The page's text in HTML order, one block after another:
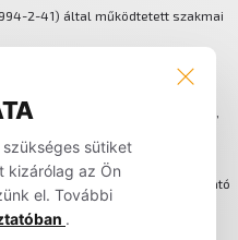
sütiket
kizárólag az Ön
el. További
.
2-41) által működtetett szakmai
anyagmozgatási és
központi szervizhálózat,
flotta-bérleti és karbantartási
folyamat működik. Az oldalon
és információk kizárólag tájékoztató
A weboldalon nem történik
és szerződés egyedi